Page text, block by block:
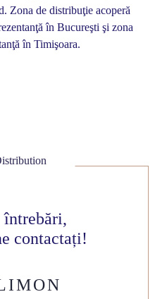
Zona de distribuţie acoperă
în Bucureşti şi zona
în Timişoara.
întrebări,
contactați!